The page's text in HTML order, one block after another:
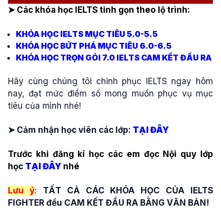
➤ Các khóa học IELTS tinh gọn theo lộ trình:
KHÓA HỌC IELTS MỤC TIÊU 5.0-5.5
KHÓA HỌC BỨT PHÁ MỤC TIÊU 6.0-6.5
KHÓA HỌC TRỌN GÓI 7.0 IELTS CAM KẾT ĐẦU RA
Hãy cùng chúng tôi chinh phục IELTS ngay hôm
nay, đạt mức điểm số mong muốn phục vụ mục
tiêu của mình nhé!
➤ Cảm nhận học viên các lớp: TẠI ĐÂY
Trước khi đăng kí học các em đọc Nội quy lớp
học TẠI ĐÂY nhé
Lưu ý: TẤT CẢ CÁC KHÓA HỌC CỦA IELTS
FIGHTER đều CAM KẾT ĐẦU RA BẰNG VĂN BẢN!